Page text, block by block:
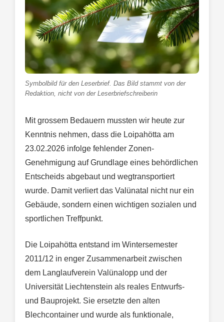
Symbolbild für den Leserbrief. Das Bild stammt von der
Redaktion, nicht von der Leserbriefschreiberin
Mit grossem Bedauern mussten wir heute zur
Kenntnis nehmen, dass die Loipahötta am
23.02.2026 infolge fehlender Zonen-
Genehmigung auf Grundlage eines behördlichen
Entscheids abgebaut und wegtransportiert
wurde. Damit verliert das Valünatal nicht nur ein
Gebäude, sondern einen wichtigen sozialen und
sportlichen Treffpunkt.
Die Loipahötta entstand im Wintersemester
2011/12 in enger Zusammenarbeit zwischen
dem Langlaufverein Valünalopp und der
Universität Liechtenstein als reales Entwurfs-
und Bauprojekt. Sie ersetzte den alten
Blechcontainer und wurde als funktionale,